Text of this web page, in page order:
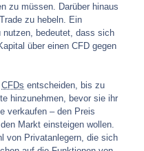
zu müssen. Darüber hinaus
zu hebeln. Ein
nutzen, bedeutet, dass sich
über einen CFD gegen
CFDs entscheiden, bis zu
hinzunehmen, bevor sie ihr
verkaufen – den Preis
Markt einsteigen wollen.
von Privatanlegern, die sich